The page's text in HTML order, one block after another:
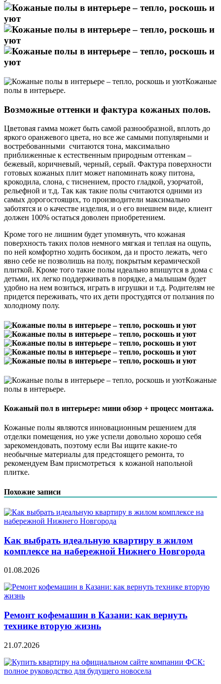
Кожаные
полы в интерьере.
Возможные оттенки и фактура кожаных полов.
Цветовая гамма может быть самой разнообразной, вплоть до
яркого оранжевого цвета, но все же самыми популярными и
востребованными считаются тона, максимально
приближенные к естественным природным оттенкам –
бежевый, коричневый, черный, серый. Фактура поверхности
готовых кожаных плит может напоминать кожу питона,
крокодила, слона, с тиснением, просто гладкой, узорчатой,
рельефной и т.д. Так как такие полы считаются одними из
самых дорогостоящих, то производители максимально
заботятся и о качестве изделия, и о его внешнем виде, клиент
должен 100% остаться доволен приобретением.
Кроме того не лишним будет упомянуть, что кожаная
поверхность таких полов немного мягкая и теплая на ощупь,
по ней комфортно ходить босиком, да и просто лежать, чего
явно себе не позволишь на полу, покрытым керамической
плиткой. Кроме того такие полы идеально впишутся в дома с
детьми, их легко поддерживать в порядке, а малышам будет
удобно на нем возиться, играть в игрушки и т.д. Родителям не
придется переживать, что их дети простудятся от ползания по
холодному полу.
Кожаные
полы в интерьере.
Кожаный пол в интерьере: мини обзор + процесс монтажа.
Кожаные полы являются инновационным решением для
отделки помещения, но уже успели довольно хорошо себя
зарекомендовать, поэтому если Вы ищите какие-то
необычные материалы для предстоящего ремонта, то
рекомендуем Вам присмотреться к кожаной напольной
плитке.
Похожие записи
Как выбрать идеальную квартиру в жилом
комплексе на набережной Нижнего Новгорода
01.08.2026
Ремонт кофемашин в Казани: как вернуть
технике вторую жизнь
21.07.2026